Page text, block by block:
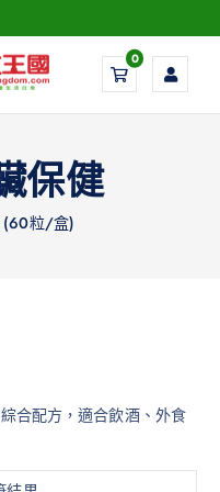
0
保健
(60粒/盒)
合配方，適合飲酒、外食